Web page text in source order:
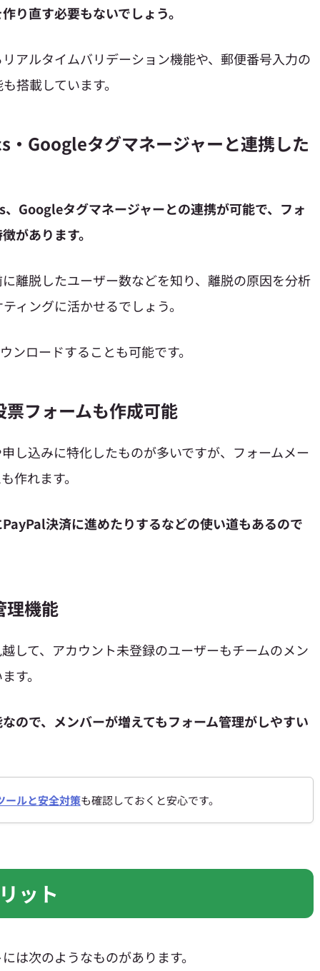
り直す必要もないでしょう。
アルタイムバリデーション機能や、郵便番号入力の
搭載しています。
Googleタグマネージャーと連携した
Googleタグマネージャーとの連携が可能で、フォ
があります。
離脱したユーザー数などを知り、離脱の原因を分析
ィングに活かせるでしょう。
ンロードすることも可能です。
フォームも作成可能
し込みに特化したものが多いですが、フォームメー
作れます。
決済に進めたりするなどの使い道もあるので
機能
して、アカウント未登録のユーザーもチームのメン
す。
ので、メンバーが増えてもフォーム管理がしやすい
ールと安全対策も確認しておくと安心です。
ット
は次のようなものがあります。